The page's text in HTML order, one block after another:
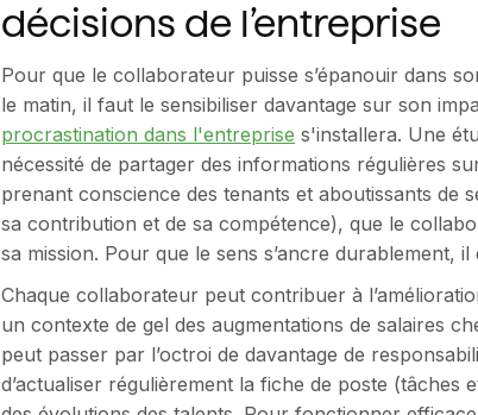
décisions de l’entreprise
Pour que le collaborateur puisse s’épanouir dans
le matin, il faut le sensibiliser davantage sur son
procrastination dans l'entreprise s'installera. Une
nécessité de partager des informations régulières
prenant conscience des tenants et aboutissants de
sa contribution et de sa compétence), que le
sa mission. Pour que le sens s’ancre durablement,
Chaque collaborateur peut contribuer à
un contexte de gel des augmentations de salaires
peut passer par l’octroi de davantage de
d’actualiser régulièrement la fiche de poste